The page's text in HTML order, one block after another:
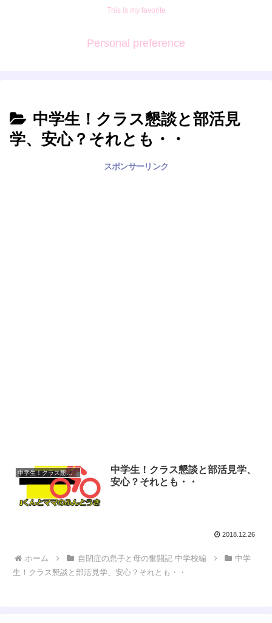
This is my favorite
Personal preference
中学生！クラス懇談と部活見
学、安心？それとも・・
スポンサーリンク
中学生！クラス懇談と部活見学、安心？それとも・・
中学生！クラス懇談と部活見学、
安心？それとも・・
2018.12.26
ホーム 自閉症の息子と母の奮闘記 中学校編
中学
生！クラス懇談と部活見学、安心？それとも・・